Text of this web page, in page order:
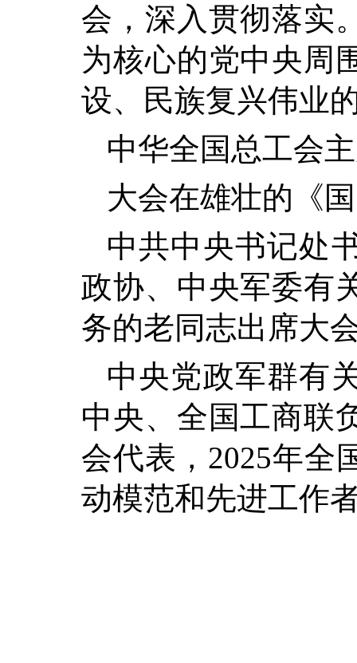
会，深入贯彻落实
为核心的党中央周
设、民族复兴伟业
中华全国总工会
大会在雄壮的《
中共中央书记处
政协、中央军委有
务的老同志出席大
中央党政军群有
中央、全国工商联
会代表，2025年全
动模范和先进工作